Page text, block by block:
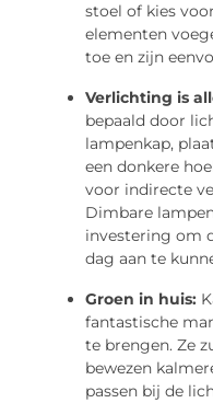
stoel of kies
elementen
toe en zijn
Verlichting is
bepaald door
lampenkap,
een donkere
voor indirecte
Dimbare
investering om
dag aan te
Groen in huis:
fantastische
te brengen. Ze
bewezen
passen bij de